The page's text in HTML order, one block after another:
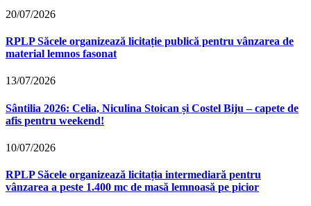
20/07/2026
RPLP Săcele organizează licitație publică pentru vânzarea de
material lemnos fasonat
13/07/2026
Sântilia 2026: Celia, Niculina Stoican și Costel Biju – capete de
afis pentru weekend!
10/07/2026
RPLP Săcele organizează licitația intermediară pentru
vânzarea a peste 1.400 mc de masă lemnoasă pe picior